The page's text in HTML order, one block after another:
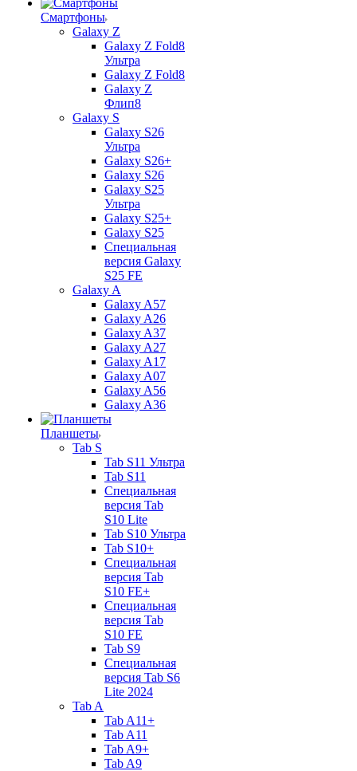
Смартфоны
Galaxy Z
Galaxy Z Fold8
Ультра
Galaxy Z Fold8
Galaxy Z
Флип8
Galaxy S
Galaxy S26
Ультра
Galaxy S26+
Galaxy S26
Galaxy S25
Ультра
Galaxy S25+
Galaxy S25
Специальная
версия Galaxy
S25 FE
Galaxy A
Galaxy A57
Galaxy A26
Galaxy A37
Galaxy A27
Galaxy A17
Galaxy A07
Galaxy A56
Galaxy A36
Планшеты
Tab S
Tab S11 Ультра
Tab S11
Специальная
версия Tab
S10 Lite
Tab S10 Ультра
Tab S10+
Специальная
версия Tab
S10 FE+
Специальная
версия Tab
S10 FE
Tab S9
Специальная
версия Tab S6
Lite 2024
Tab A
Tab A11+
Tab A11
Tab A9+
Tab A9